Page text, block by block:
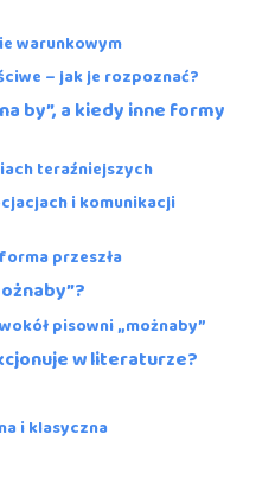
warunkowym
– jak je rozpoznać?
by”, a kiedy inne formy
teraźniejszych
i komunikacji
przeszła
pisowni „możnaby”
w literaturze?
i klasyczna